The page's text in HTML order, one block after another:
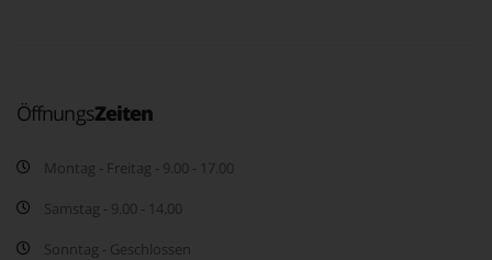
ÖffnungsZeiten
Montag - Freitag - 9.00 - 17.00
Samstag - 9.00 - 14.00
Sonntag - Geschlossen